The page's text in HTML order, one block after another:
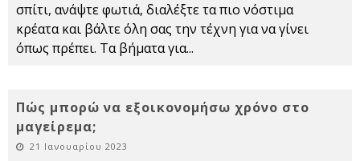
σπίτι, ανάψτε φωτιά, διαλέξτε τα πιο νόστιμα
κρέατα και βάλτε όλη σας την τέχνη για να γίνει
όπως πρέπει. Τα βήματα για...
Πώς μπορώ να εξοικονομήσω χρόνο στο
μαγείρεμα;
21 Ιανουαρίου 2023